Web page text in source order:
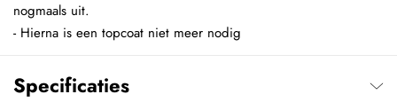
nogmaals uit.
- Hierna is een topcoat niet meer nodig
Specificaties